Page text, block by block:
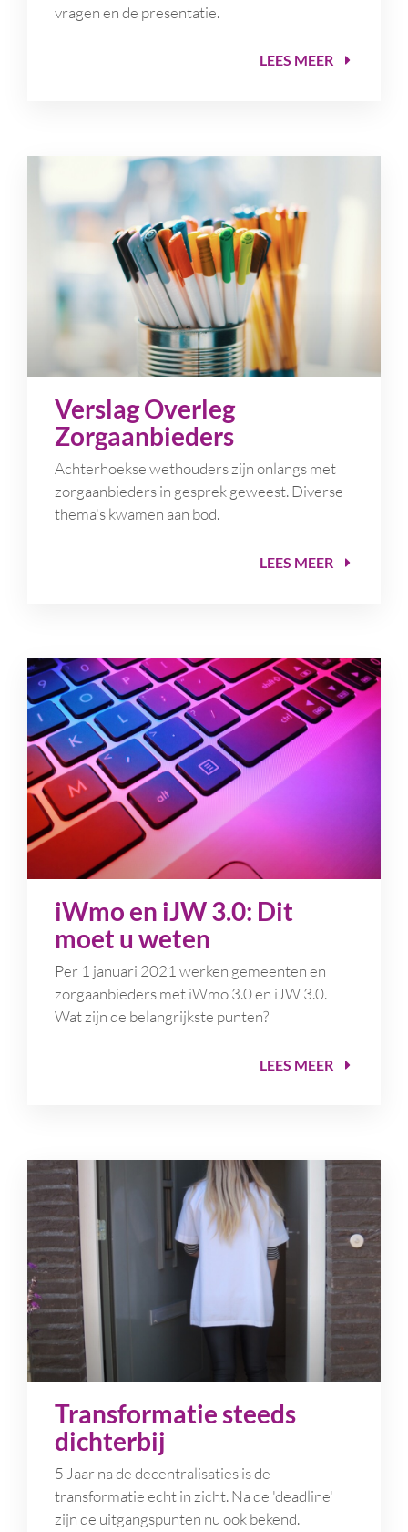
vragen en de presentatie.
LEES MEER
Verslag Overleg
Zorgaanbieders
Achterhoekse wethouders zijn onlangs met
zorgaanbieders in gesprek geweest. Diverse
thema's kwamen aan bod.
LEES MEER
iWmo en iJW 3.0: Dit
moet u weten
Per 1 januari 2021 werken gemeenten en
zorgaanbieders met iWmo 3.0 en iJW 3.0.
Wat zijn de belangrijkste punten?
LEES MEER
Transformatie steeds
dichterbij
5 Jaar na de decentralisaties is de
transformatie echt in zicht. Na de 'deadline'
zijn de uitgangspunten nu ook bekend.